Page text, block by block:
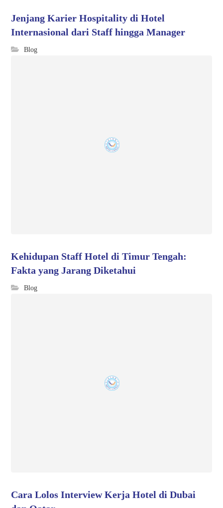
Jenjang Karier Hospitality di Hotel
Internasional dari Staff hingga Manager
Blog
Kehidupan Staff Hotel di Timur Tengah:
Fakta yang Jarang Diketahui
Blog
Cara Lolos Interview Kerja Hotel di Dubai